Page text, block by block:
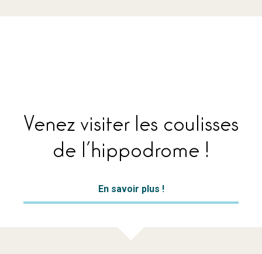
Venez visiter les coulisses
de l’hippodrome !
En savoir plus !